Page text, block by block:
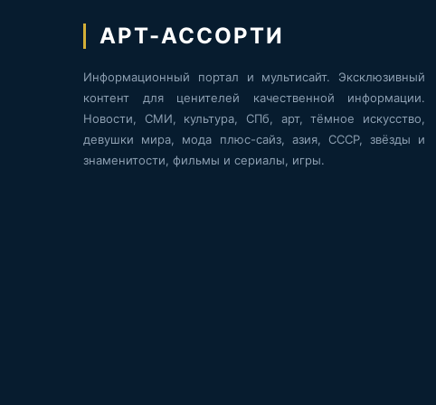
АРТ-АССОРТИ
Информационный портал и мультисайт. Эксклюзивный
контент для ценителей качественной информации.
Новости, СМИ, культура, СПб, арт, тёмное искусство,
девушки мира, мода плюс-сайз, азия, СССР, звёзды и
знаменитости, фильмы и сериалы, игры.